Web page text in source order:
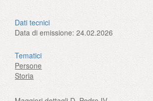
Dati tecnici
Data di emissione: 24.02.2026
Tematici
Persone
Storia